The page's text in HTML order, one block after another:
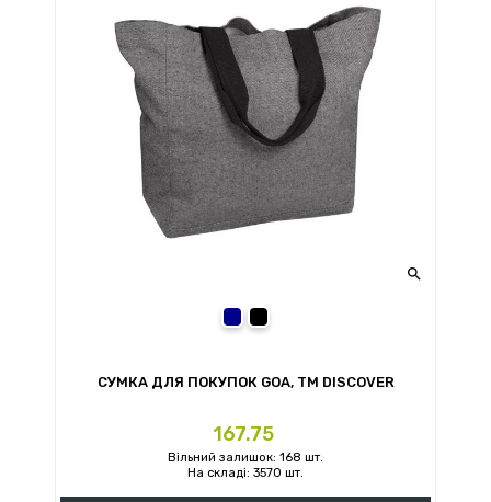

СУМКА ДЛЯ ПОКУПОК GOA, TM DISCOVER
Ціна
167.75
Вільний залишок: 168 шт.
На складі: 3570 шт.